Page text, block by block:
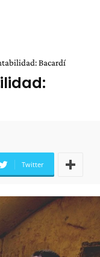
Bacardí
Twitter